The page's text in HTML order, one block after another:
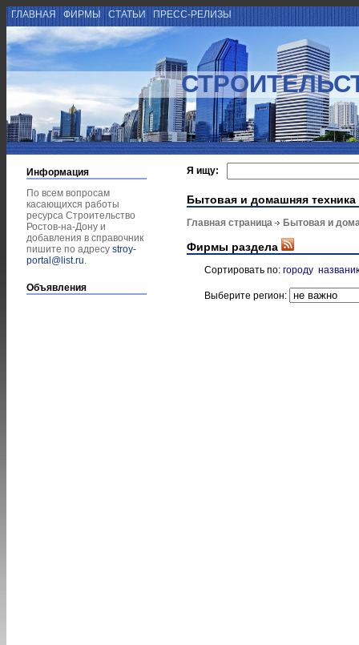
ГЛАВНАЯ ФИРМЫ СТАТЬИ ПРЕСС-РЕЛИЗЫ
Информация
По всем вопросам
касающихся работы
ресурса Строительство
Ростов-на-Дону и
добавления в справочник
пишите по адресу stroy-
portal@list.ru.
Объявления
Я ищу:
Бытовая и домашняя техника
Главная страница Бытовая и
Фирмы раздела
Сортировать по: городу
Выберите регион: